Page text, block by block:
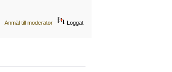
Anmäl till moderator Loggat